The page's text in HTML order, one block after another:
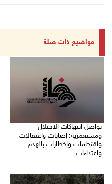
مواضيع ذات صلة
تواصل انتهاكات الاحتلال
ومستعمريه: إصابات واعتقالات
واقتحامات وإخطارات بالهدم
واعتداءات